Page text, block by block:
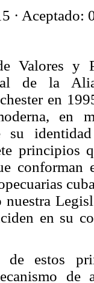
· Aceptado:
Valores y
de la
en
en
su
principios
nuestra
en su
de estos
de